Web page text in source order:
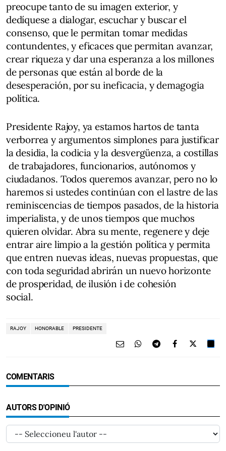
preocupe tanto de su imagen exterior, y
dedíquese a dialogar, escuchar y buscar el
consenso, que le permitan tomar medidas
contundentes, y eficaces que permitan avanzar,
crear riqueza y dar una esperanza a los millones
de personas que están al borde de la
desesperación, por su ineficacia, y demagogia
política.
Presidente Rajoy, ya estamos hartos de tanta
verborrea y argumentos simplones para justificar
la desidia, la codicia y la desvergüenza, a costillas
de trabajadores, funcionarios, autónomos y
ciudadanos. Todos queremos avanzar, pero no lo
haremos si ustedes continúan con el lastre de las
reminiscencias de tiempos pasados, de la historia
imperialista, y de unos tiempos que muchos
quieren olvidar. Abra su mente, regenere y deje
entrar aire limpio a la gestión política y permita
que entren nuevas ideas, nuevas propuestas, que
con toda seguridad abrirán un nuevo horizonte
de prosperidad, de ilusión i de cohesión
social.
RAJOY HONORABLE PRESIDENTE
COMENTARIS
AUTORS D'OPINIÓ